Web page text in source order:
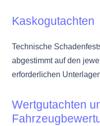
Kaskogutachten
Technische
abgestimmt auf den
erforderlichen
Wertgutachten